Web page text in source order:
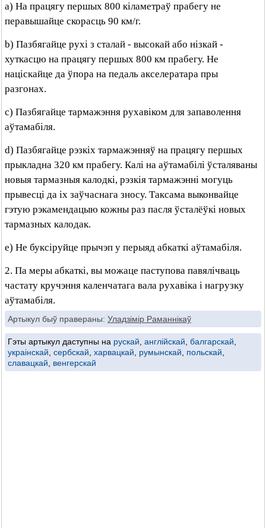
а) На працягу першых 800 кіламетраў прабегу не
перавышайце скорасць 90 км/г.
b) Пазбягайце рухі з сталай - высокай або нізкай -
хуткасцю на працягу першых 800 км прабегу. Не
націскайце да ўпора на педаль акселератара пры
разгонах.
с) Пазбягайце тармажэння рухавіком для запаволення
аўтамабіля.
d) Пазбягайце рэзкіх тармажэнняў на працягу першых
прыкладна 320 км прабегу. Калі на аўтамабілі ўсталяваны
новыя тармазныя калодкі, рэзкія тармажэнні могуць
прывесці да іх заўчаснага зносу. Таксама выконвайце
гэтую рэкамендацыю кожны раз пасля ўсталёўкі новых
тармазных калодак.
е) Не буксіруйце прычэп у перыяд абкаткі аўтамабіля.
2. Па меры абкаткі, вы можаце паступова павялічваць
частату кручэння каленчатага вала рухавіка і нагрузку
аўтамабіля.
Артыкул быў правераны: Уладзімір Раманнікаў
Гэты артыкул даступны на рускай англійскай балгарскай
украінскай сербскай харвацкай румынскай польскай
славацкай
венгерскай